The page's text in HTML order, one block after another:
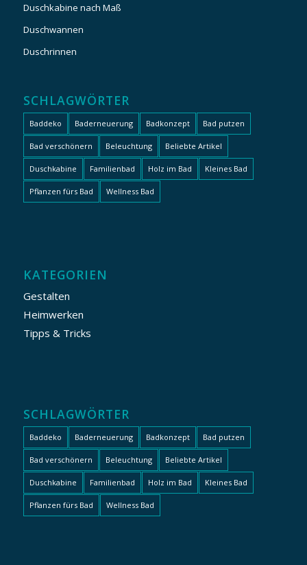
Duschkabine nach Maß
Duschwannen
Duschrinnen
SCHLAGWÖRTER
Baddeko Baderneuerung Badkonzept Bad putzen
Bad verschönern Beleuchtung Beliebte Artikel
Duschkabine Familienbad Holz im Bad Kleines Bad
Pflanzen fürs Bad Wellness Bad
KATEGORIEN
Gestalten
Heimwerken
Tipps & Tricks
SCHLAGWÖRTER
Baddeko Baderneuerung Badkonzept Bad putzen
Bad verschönern Beleuchtung Beliebte Artikel
Duschkabine Familienbad Holz im Bad Kleines Bad
Pflanzen fürs Bad Wellness Bad